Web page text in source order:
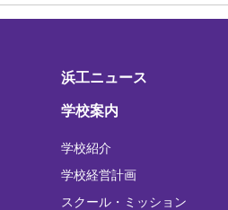
浜工ニュース
学校案内
学校紹介
学校経営計画
スクール・ミッション